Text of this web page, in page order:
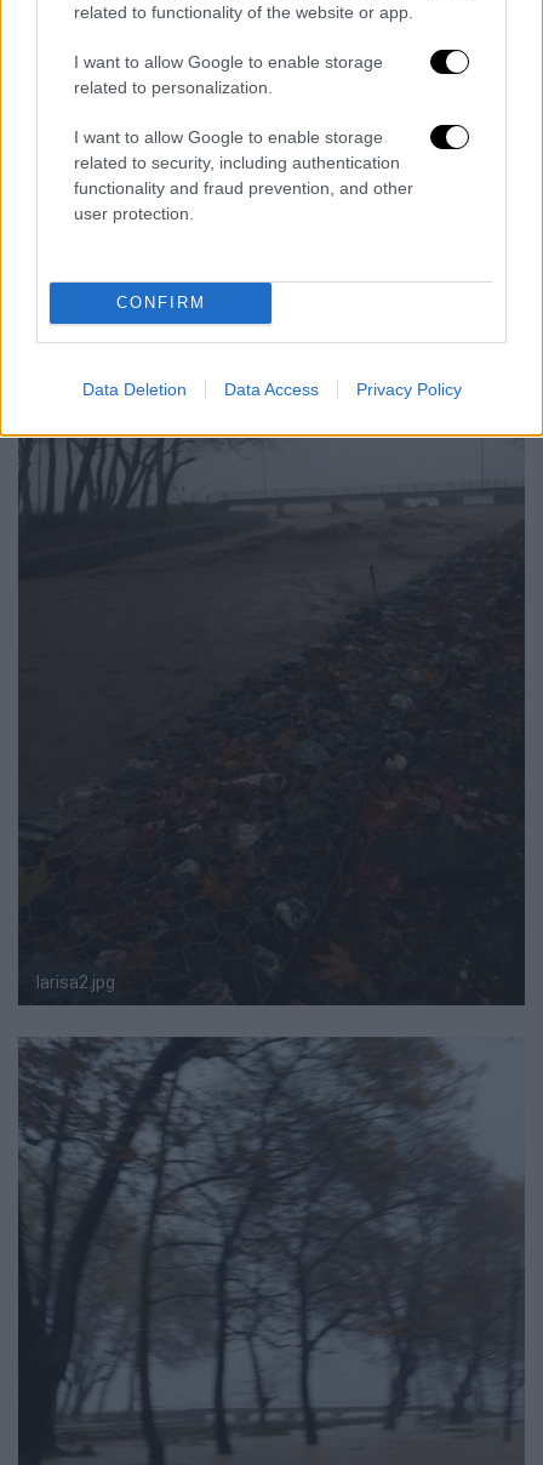
related to functionality of the website or app.
I want to allow Google to enable storage
related to personalization.
I want to allow Google to enable storage
related to security, including authentication
functionality and fraud prevention, and other
user protection.
CONFIRM
Data Deletion Data Access Privacy Policy
larisa2.jpg